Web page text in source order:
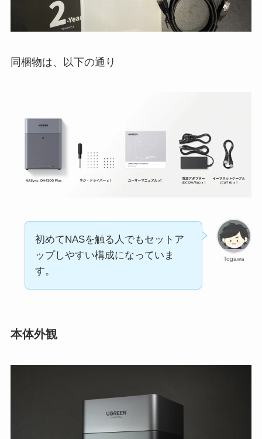
同梱物は、以下の通り
Togawa
初めてNASを触る人でもセットア
ップしやすい構成になっていま
す。
本体外観